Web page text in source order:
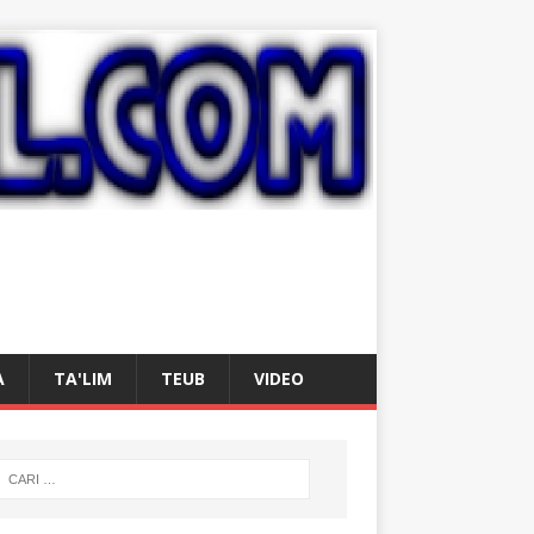
TA'LIM TEUB VIDEO